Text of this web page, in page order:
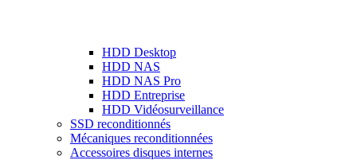
HDD Desktop
HDD NAS
HDD NAS Pro
HDD Entreprise
HDD Vidéosurveillance
SSD reconditionnés
Mécaniques reconditionnées
Accessoires disques internes